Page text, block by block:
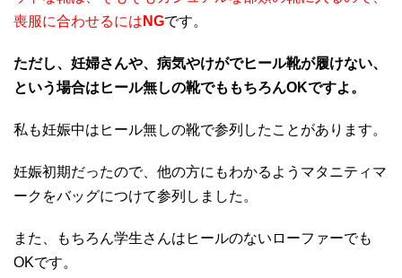
喪服に合わせるには NGです。
ただし、妊婦さんや、病気やけがでヒール靴が履けない、
という場合はヒール無しの靴でももちろんOKですよ。
私も妊娠中はヒール無しの靴で参列したことがあります。
妊娠初期だったので、他の方にもわかるようマタニティマ
ークをバッグにつけて参列しました。
また、もちろん学生さんはヒールのないローファーでも
OKです。